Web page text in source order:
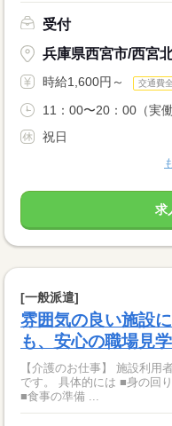
受付
兵庫県西宮市/西宮
時給1,600円～ 交通費
11：00〜20：00（実
祝日
求
[一般派遣]
雰囲気の良い施設
も、安心の職場見学
【介護のお仕事】 施設利
です。 具体的には ■身の回りのお世話 ■レクリエーションの見守り
■食事の準備 ...